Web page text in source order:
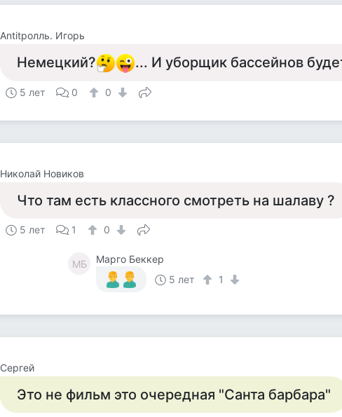
Antitролль. Игорь
Немецкий? ... И уборщик бассейнов
5 лет 0 0
Николай Новиков
Что там есть классного смотреть на шалаву ?
5 лет 1 0
МБ
Марго Беккер
5 лет
1
Сергей
Это не фильм это очередная "Санта барбара"